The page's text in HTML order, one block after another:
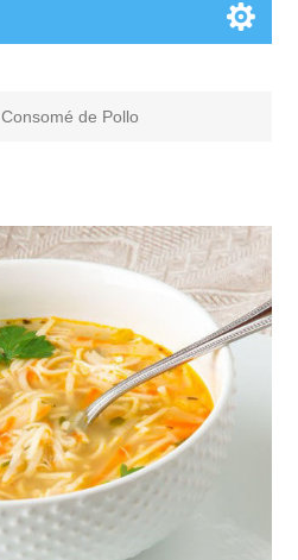
Consomé de Pollo